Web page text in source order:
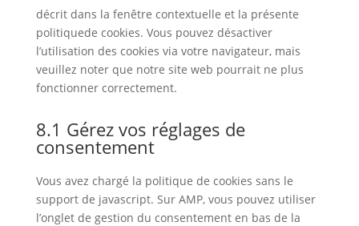
décrit dans la fenêtre contextuelle et la présente
politiquede cookies. Vous pouvez désactiver
l’utilisation des cookies via votre navigateur, mais
veuillez noter que notre site web pourrait ne plus
fonctionner correctement.
8.1 Gérez vos réglages de
consentement
Vous avez chargé la politique de cookies sans le
support de javascript. Sur AMP, vous pouvez utiliser
l’onglet de gestion du consentement en bas de la